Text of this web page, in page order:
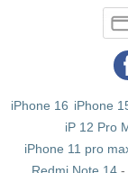
iPhone 16 iPhone
iP 12 Pro
iPhone 11 pro